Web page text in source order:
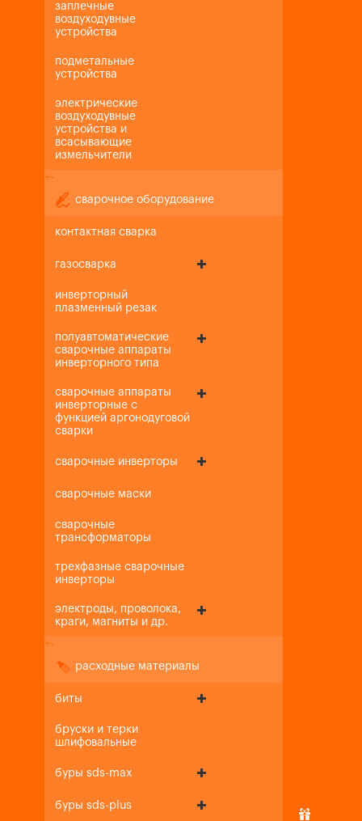
заплечные
воздуходувные
устройства
подметальные
устройства
электрические
воздуходувные
устройства и
всасывающие
измельчители
+-
сварочное оборудование
контактная сварка
газосварка
инверторный
плазменный резак
полуавтоматические
сварочные аппараты
инверторного типа
сварочные аппараты
инверторные с
функцией аргонодуговой
сварки
сварочные инверторы
сварочные маски
сварочные
трансформаторы
трехфазные сварочные
инверторы
электроды, проволока,
краги, магниты и др.
+-
расходные материалы
биты
бруски и терки
шлифовальные
буры sds-max
буры sds-plus